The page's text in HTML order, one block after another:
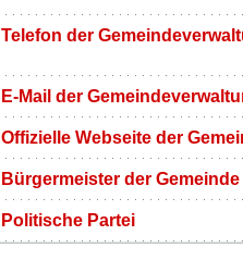
Telefon der
E-Mail der
Offizielle Webseite der
Bürgermeister der
Politische Partei